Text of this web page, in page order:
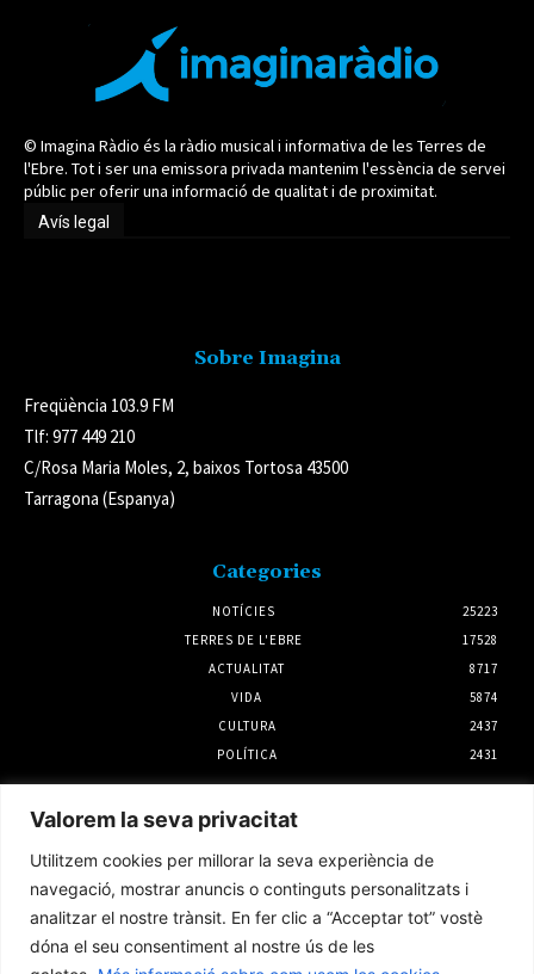
Valorem la seva privacitat
Utilitzem cookies per millorar la seva experiència de
navegació, mostrar anuncis o continguts personalitzats i
analitzar el nostre trànsit. En fer clic a “Acceptar tot” vostè
dóna el seu consentiment al nostre ús de les
© Imagina Ràdio és la ràdio musical i informativa de les Terres de
l'Ebre. Tot i ser una emissora privada mantenim l'essència de servei
públic per oferir una informació de qualitat i de proximitat.
Avís legal
Sobre Imagina
Freqüència 103.9 FM
Tlf: 977 449 210
C/Rosa Maria Moles, 2, baixos Tortosa 43500
Tarragona (Espanya)
Categories
NOTÍCIES
25223
TERRES DE L'EBRE
17528
ACTUALITAT
8717
VIDA
5874
CULTURA
2437
POLÍTICA
2431
Notícies
L’Ajuntament de Tortosa defensa que
l’ampliació de l’Auditori es va executar
conforme al contracte i la direcció d’obra
5 agost 2026